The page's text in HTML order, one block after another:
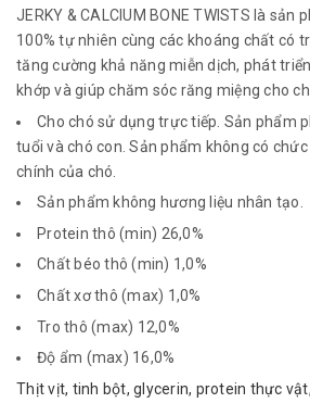
JERKY & CALCIUM BONE TWISTS là sản
100% tự nhiên cùng các khoáng chất có
tăng cường khả năng miễn dịch, phát
khớp và giúp chăm sóc răng miệng cho
Cho chó sử dụng trực tiếp. Sản phẩm
tuổi và chó con. Sản phẩm không có
chính của chó.
Sản phẩm không hương liệu nhân tạo.
Protein thô (min) 26,0%
Chất béo thô (min) 1,0%
Chất xơ thô (max) 1,0%
Tro thô (max) 12,0%
Độ ẩm (max) 16,0%
Thịt vịt, tinh bột, glycerin, protein thực